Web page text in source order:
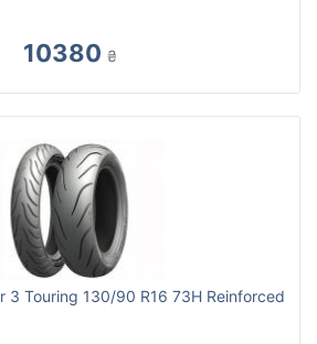
10380 ₴
3 Touring 130/90 R16 73H Reinforced